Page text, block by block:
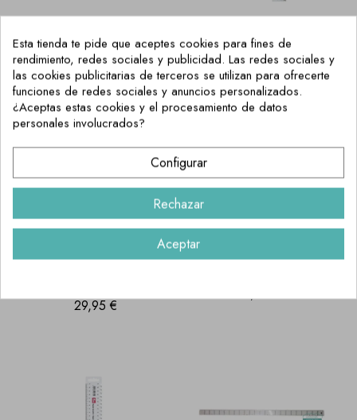
Puntímetro o regla
costuras metálica
2,60 €
Escuadra
Costura Prym
37,95 €
Regulador de
29,95 €
Regla de costura -
Esta tienda te pide que aceptes cookies para fines de
las cookies publicitarias de terceros se utilizan para ofrecerte
funciones de redes sociales y anuncios personalizados.
¿Aceptas estas cookies y el procesamiento de datos
personales involucrados?
Rechazar
Aceptar